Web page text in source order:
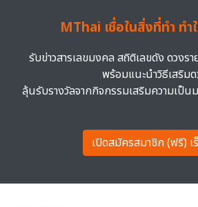
MThai เชื่อในสิ่งที่ทำ ทำ
รับข่าวสารเลขมงคล สถิติเลขดัง ดวงร
พร้อมแนะนำวิธีเสริม
ลุ้นรับรางวัลจากกิจกรรมเสริมความเป็น
เปิดสมัครสมาชิก (ฟรี) เ